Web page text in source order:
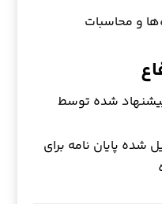
و محاسبات
شده توسط
شده پایان نامه برای